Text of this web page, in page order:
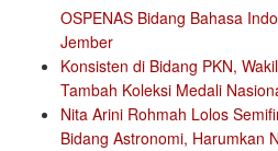
OSPENAS Bidang Bahasa
Jember
Konsisten di Bidang PKN,
Tambah Koleksi Medali
Nita Arini Rohmah Lolos
Bidang Astronomi, Harumkan